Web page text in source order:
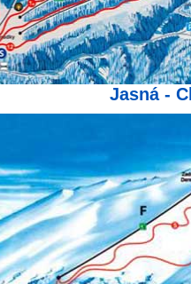
Jasná -